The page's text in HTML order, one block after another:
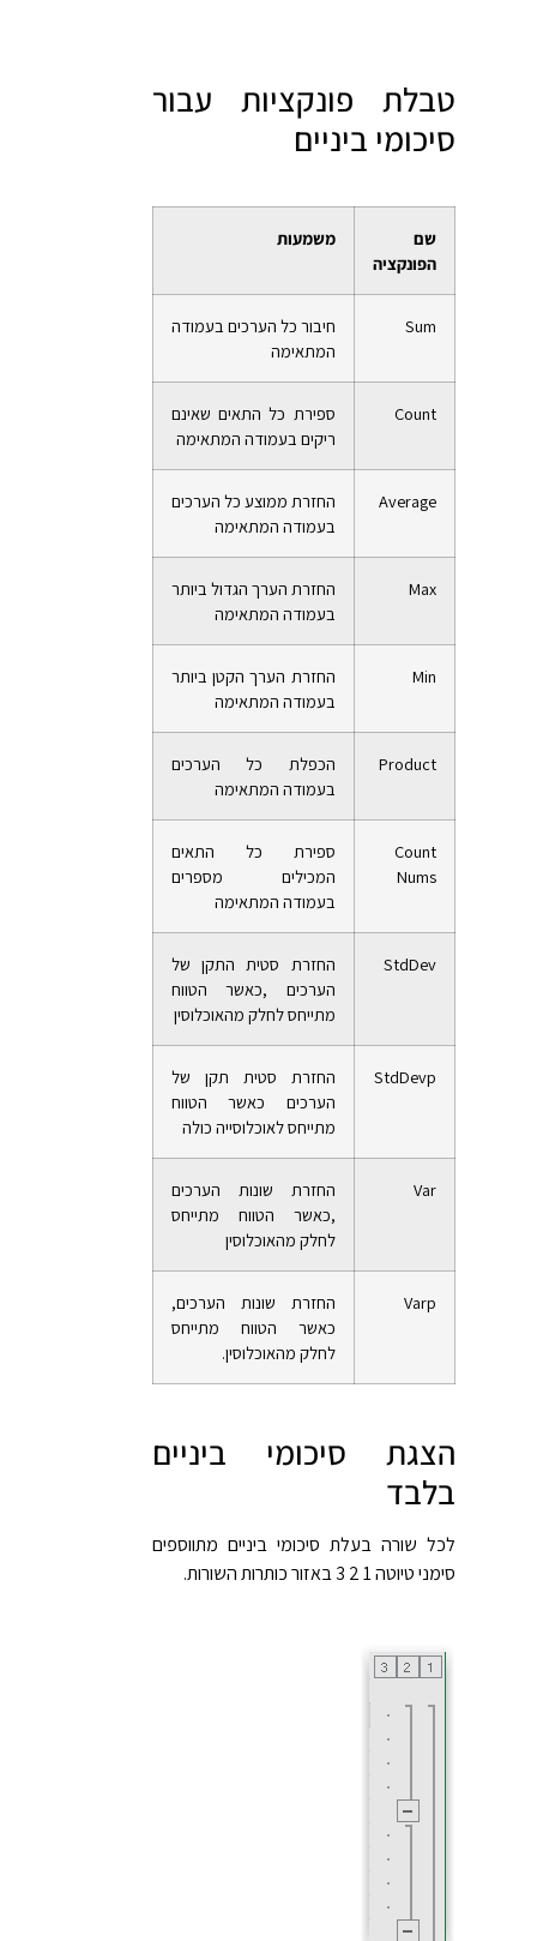
טבלת פונקציות עבור
סיכומי ביניים
שם
הפונקציה
משמעות
Sum
חיבור כל הערכים בעמודה
המתאימה
Count
ספירת כל התאים שאינם
ריקים בעמודה המתאימה
Average
החזרת ממוצע כל הערכים
בעמודה המתאימה
Max
החזרת הערך הגדול ביותר
בעמודה המתאימה
Min
החזרת הערך הקטן ביותר
בעמודה המתאימה
Product
הכפלת כל הערכים
בעמודה המתאימה
Count
Nums
ספירת כל התאים
המכילים מספרים
בעמודה המתאימה
StdDev
החזרת סטית התקן של
הערכים ,כאשר הטווח
מתייחס לחלק מהאוכלוסין
StdDevp
החזרת סטית תקן של
הערכים כאשר הטווח
מתייחס לאוכלוסייה כולה
Var
החזרת שונות הערכים
,כאשר הטווח מתייחס
לחלק מהאוכלוסין
Varp
החזרת שונות הערכים,
כאשר הטווח מתייחס
לחלק מהאוכלוסין.
הצגת סיכומי ביניים
בלבד
לכל שורה בעלת סיכומי ביניים מתווספים
סימני טיוטה 1 2 3 באזור כותרות השורות.